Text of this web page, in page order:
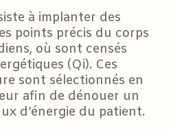
à implanter des
points précis du corps
où sont censés
(Qi). Ces
sont sélectionnés en
afin de dénouer un
d’énergie du patient.